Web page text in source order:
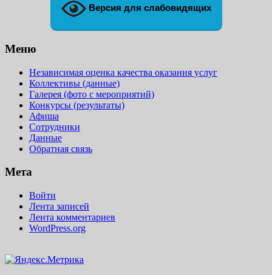
Версия для слабовидящих
Меню
Независимая оценка качества оказания услуг
Коллективы (данные)
Галерея (фото с мероприятий)
Конкурсы (результаты)
Афиша
Сотрудники
Данные
Обратная связь
Мета
Войти
Лента записей
Лента комментариев
WordPress.org